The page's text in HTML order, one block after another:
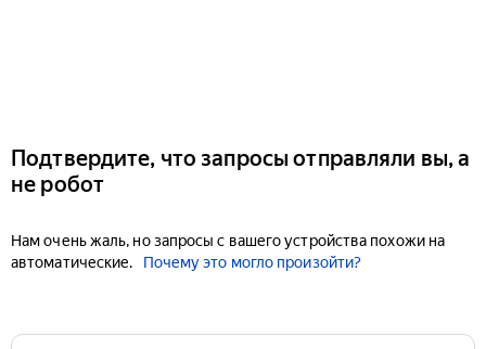
Подтвердите, что запросы отправляли вы, а
не робот
Нам очень жаль, но запросы с вашего устройства похожи на
автоматические.
Почему это могло произойти?